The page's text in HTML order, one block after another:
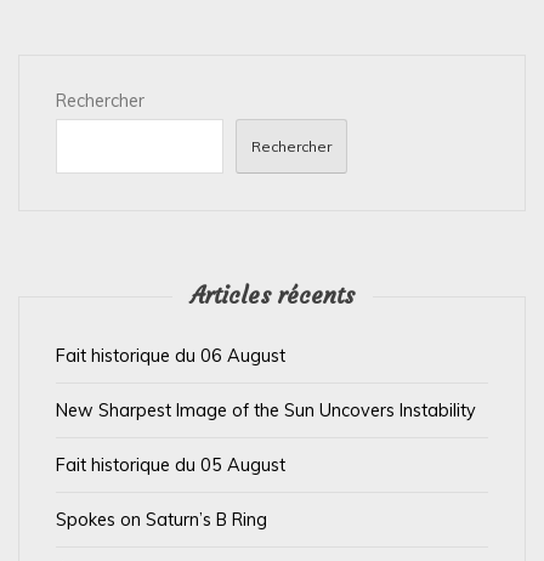
Rechercher
Rechercher
Articles récents
Fait historique du 06 August
New Sharpest Image of the Sun Uncovers Instability
Fait historique du 05 August
Spokes on Saturn’s B Ring